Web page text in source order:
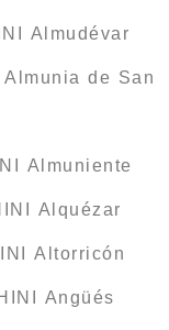
Almudévar
de San
Almuniente
Alquézar
Altorricón
Angüés